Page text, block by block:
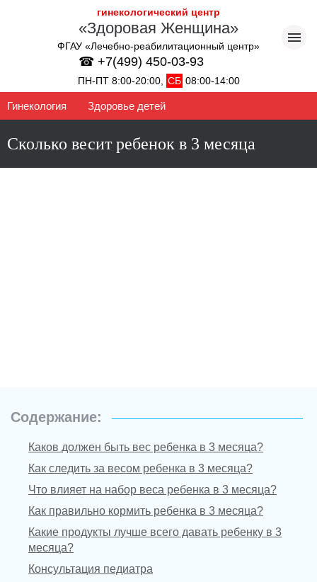
гинекологический центр
«Здоровая Женщина»
ФГАУ «Лечебно-реабилитационный центр»
☎ +7(499) 450-03-93
ПН-ПТ 8:00-20:00, СБ 08:00-14:00
Гинекология Здоровье детей
Сколько весит ребенок в 3 месяца
Содержание:
Каков должен быть вес ребенка в 3 месяца?
Как следить за весом ребенка в 3 месяца?
Что влияет на набор веса ребенка в 3 месяца?
Как правильно кормить ребенка в 3 месяца?
Какие продукты лучше всего давать ребенку в 3
месяца?
Консультация педиатра